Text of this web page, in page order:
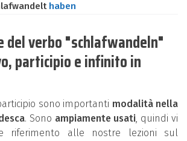
haben
del verbo "schlafwandeln"
participio e infinito in
sono importanti modalità nella
. Sono ampiamente usati, quindi vi
riferimento alle nostre lezioni sul